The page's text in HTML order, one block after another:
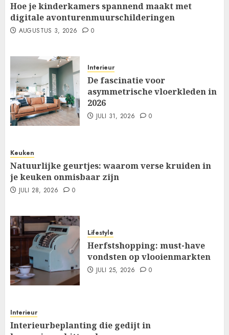
Hoe je kinderkamers spannend maakt met
digitale avonturenmuurschilderingen
AUGUSTUS 3, 2026 0
Interieur
De fascinatie voor
asymmetrische vloerkleden in
2026
JULI 31, 2026 0
Keuken
Natuurlijke geurtjes: waarom verse kruiden in
je keuken onmisbaar zijn
JULI 28, 2026 0
Lifestyle
Herfstshopping: must-have
vondsten op vlooienmarkten
JULI 25, 2026 0
Interieur
Interieurbeplanting die gedijt in